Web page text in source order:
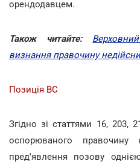
орендодавцем.
Також читайте:
визнання правочину
Позиція ВС
Згідно зі статтями 16, 203,
оспорюваного правочину
пред'явлення позову